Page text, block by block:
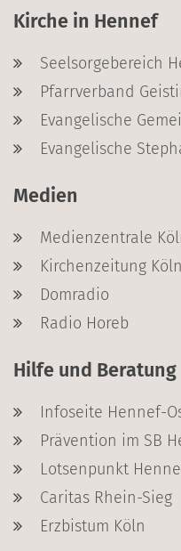
Kirche in Hennef
Seelsorgebereich
Pfarrverband
Evangelische
Evangelische
Medien
Medienzentrale
Kirchenzeitung Köln
Domradio
Radio Horeb
Hilfe und Beratung
Infoseite Hennef-
Prävention im SB
Lotsenpunkt
Caritas Rhein-Sieg
Erzbistum Köln